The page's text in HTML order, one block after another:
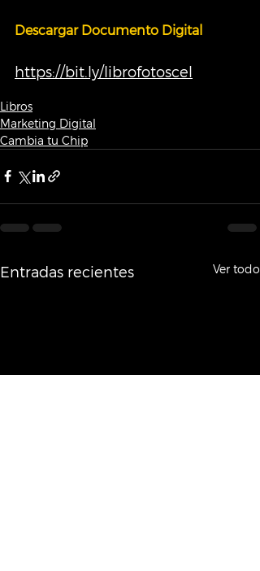
Descargar Documento Digital
https://bit.ly/librofotoscel
Libros
Marketing Digital
Cambia tu Chip
Entradas recientes Ver todo